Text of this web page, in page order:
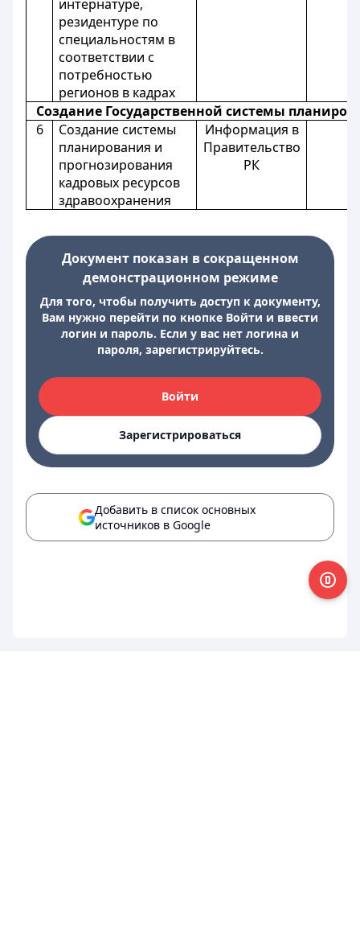
интернатуре,
резидентуре по
специальностям в
соответствии с
потребностью
регионов в кадрах
Создание Государственной системы
6
Создание системы
планирования и
прогнозирования
кадровых ресурсов
здравоохранения
Информация в
Правительство
РК
Документ показан в сокращенном
демонстрационном режиме
Для того, чтобы получить доступ к документу,
Вам нужно перейти по кнопке Войти и ввести
логин и пароль. Если у вас нет логина и
пароля, зарегистрируйтесь.
Войти
Зарегистрироваться
Добавить в список основных
источников в Google